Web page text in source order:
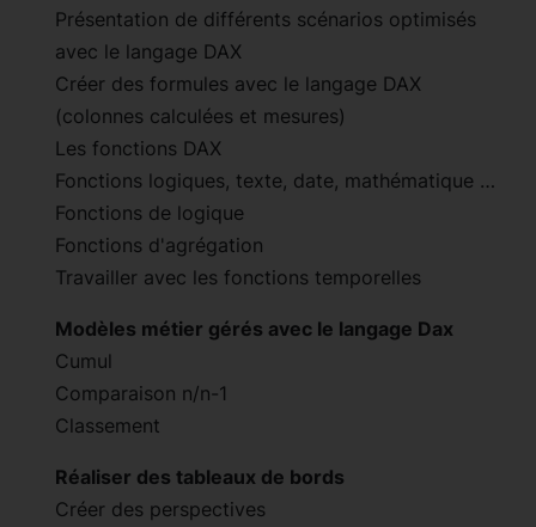
Présentation de différents scénarios optimisés
avec le langage DAX
Créer des formules avec le langage DAX
(colonnes calculées et mesures)
Les fonctions DAX
Fonctions logiques, texte, date, mathématique …
Fonctions de logique
Fonctions d'agrégation
Travailler avec les fonctions temporelles
Modèles métier gérés avec le langage Dax
Cumul
Comparaison n/n-1
Classement
Réaliser des tableaux de bords
Créer des perspectives